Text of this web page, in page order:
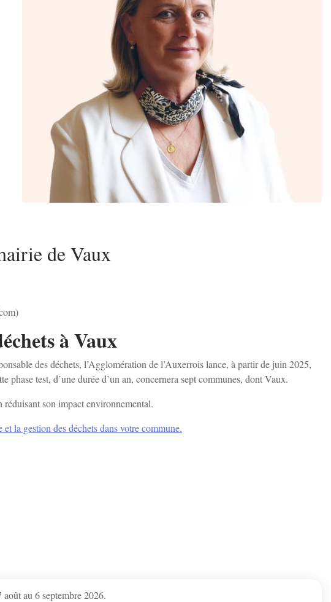
de Vaux
à Vaux
des déchets, l’Agglomération de l’Auxerrois lance, à partir de juin 2025,
test, d’une durée d’un an, concernera sept communes, dont Vaux.
réduisant son impact environnemental.
la gestion des déchets dans votre commune.
au 6 septembre 2026.